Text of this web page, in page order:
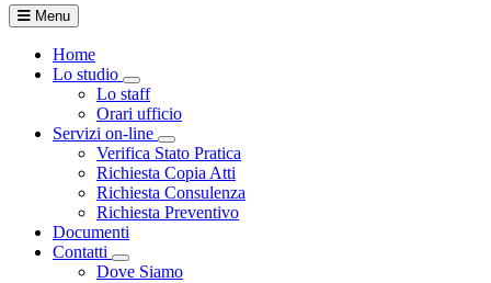
Menu
Home
Lo studio
Toggle Dropdown
Lo staff
Orari ufficio
Servizi on-line
Toggle Dropdown
Verifica Stato Pratica
Richiesta Copia Atti
Richiesta Consulenza
Richiesta Preventivo
Documenti
Contatti
Toggle Dropdown
Dove Siamo